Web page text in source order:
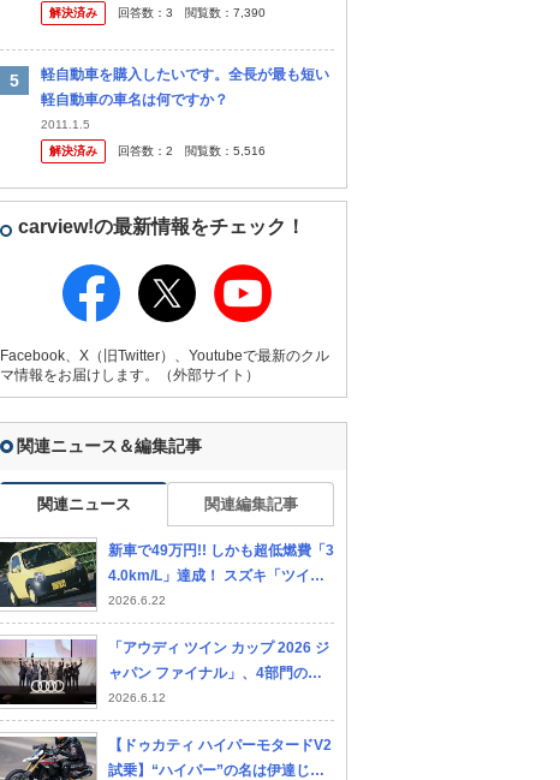
になってしまいどちらがいいこれはやめた方
解決済み
回答数： 3 閲覧数： 7,390
軽自動車を購入したいです。全長が最も短い
軽自動車の車名は何ですか？
2011.1.5
解決済み
回答数： 2 閲覧数： 5,516
carview!の最新情報をチェック！
Facebook、X（旧Twitter）、Youtubeで最新のクル
マ情報をお届けします。（外部サイト）
関連ニュース＆編集記事
関連ニュース 関連編集記事
新車で49万円!! しかも超低燃費「3
4.0km/L」達成！ スズキ「ツイ
ン」の挑戦と誤算
2026.6.22
「アウディ ツイン カップ 2026 ジ
ャパン ファイナル」、4部門の日
本代表が決定…7月に世界大会予備
予選へ
2026.6.12
【ドゥカティ ハイパーモタードV2
試乗】“ハイパー”の名は伊達じゃ